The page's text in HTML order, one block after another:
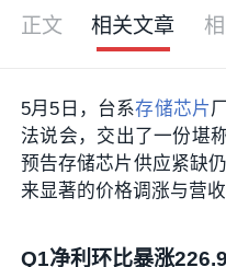
正文 相关文章
5月5日，台系存储芯片
法说会，交出了一份堪
预告存储芯片供应紧缺
来显著的价格调涨与营收
Q1净利环比暴涨